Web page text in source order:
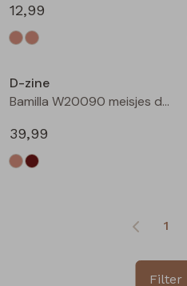
12,99
D-zine
Bamilla W20090 meisjes denim jack Kit
39,99
1
Filter